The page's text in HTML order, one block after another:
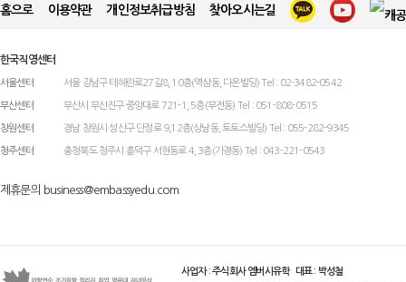
홈으로 이용약관 개인정보취급방침 찾아오시는길
한국직영센터
서울센터 서울 강남구 테헤란로27길8, 10층(역삼동, 다온빌딩) Tel : 02-3482-0542
부산센터 부산시 부산진구 중앙대로 721-1, 5층(부전동) Tel : 051-808-0515
창원센터 경남 창원시 성산구 단정로 9,12층(상남동, 토토스빌딩) Tel : 055-282-9345
청주센터 충청북도 청주시 흥덕구 서현동로 4, 3층(가경동) Tel : 043-221-0543
제휴문의 business@embassyedu.com
사업자 : 주식회사 엠버시유학 대표 : 박성철